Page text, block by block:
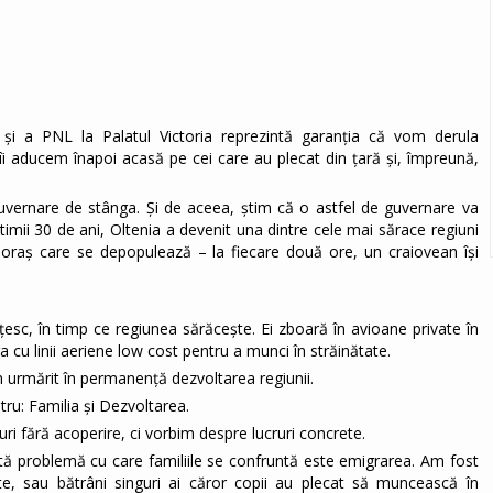
a PNL la Palatul Victoria reprezintă garanția că vom derula
înapoi acasă pe cei care au plecat din țară și, împreună,
de stânga. Și de aceea, știm că o astfel de guvernare va
30 de ani, Oltenia a devenit una dintre cele mai sărace regiuni
care se depopulează – la fiecare două ore, un craiovean își
în timp ce regiunea sărăcește. Ei zboară în avioane private în
cu linii aeriene low cost pentru a munci în străinătate.
în permanență dezvoltarea regiunii.
Familia și Dezvoltarea.
fără acoperire, ci vorbim despre lucruri concrete.
problemă cu care familiile se confruntă este emigrarea. Am fost
sau bătrâni singuri ai căror copii au plecat să muncească în